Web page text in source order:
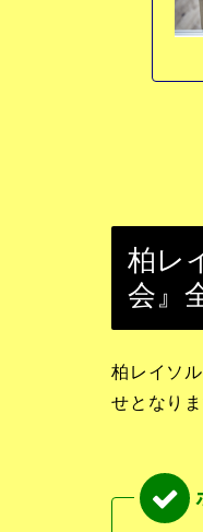
柏レ
会』
柏レイソ
せとなりま